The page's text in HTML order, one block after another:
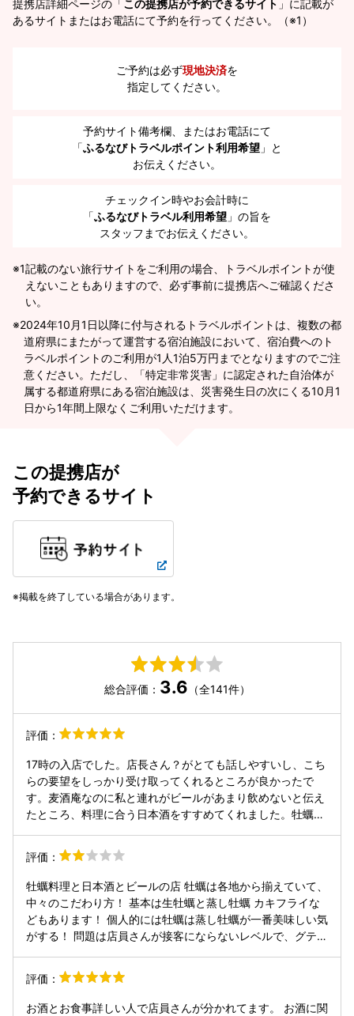
提携店詳細ページの「 この提携店が予約できるサイト 」に記載が
あるサイトまたはお電話にて予約を行ってください。（※1）
ご予約は必ず現地決済を
指定してください。
予約サイト備考欄、またはお電話にて
「ふるなびトラベルポイント利用希望 」と
お伝えください。
チェックイン時やお会計時に
「ふるなびトラベル利用希望 」の旨を
スタッフまでお伝えください。
※1記載のない旅行サイトをご利用の場合、トラベルポイントが使
えないこともありますので、必ず事前に提携店へご確認くださ
い。
2024年10月1日以降に付与されるトラベルポイントは、複数の都
道府県にまたがって運営する宿泊施設において、宿泊費へのト
ラベルポイントのご利用が1人1泊5万円までとなりますのでご注
意ください。ただし、「特定非常災害」に認定された自治体が
属する都道府県にある宿泊施設は、災害発生日の次にくる10月1
日から1年間上限なくご利用いただけます。
この提携店が
予約できるサイト
掲載を終了している場合があります。
総合評価： 3.6 （全141件）
評価：
17時の入店でした。店長さん？がとても話しやすいし、こち
らの要望をしっかり受け取ってくれるところが良かったで
す。麦酒庵なのに私と連れがビールがあまり飲めないと伝え
たところ、料理に合う日本酒をすすめてくれました。牡蠣を
だきました。これが本当良くあっていて久しぶりにちょっと
飲み過ぎました。 料理も一品一品とても丁寧に作っていて、
美味しくいただきました。 お店の雰囲気もとても良く、他の
お客さんもお酒と料理をとても楽しんでいるのが伝わってき
ました。 次に大塚に行くときは予約して行きます。
評価：
牡蠣料理と日本酒とビールの店 牡蠣は各地から揃えていて、
中々のこだわり方！ 基本は生牡蠣と蒸し牡蠣 カキフライな
どもあります！ 個人的には牡蠣は蒸し牡蠣が一番美味しい気
がする！ 問題は店員さんが接客にならないレベルで、グテン
注文のお酒は忘れるわ、会計は間違うわと、ちょっと呆れま
した あと、アツの強いお店なので、覚悟して行ってくださ
い！(笑)
評価：
お酒とお食事詳しい人で店員さんが分かれてます。 お酒に関